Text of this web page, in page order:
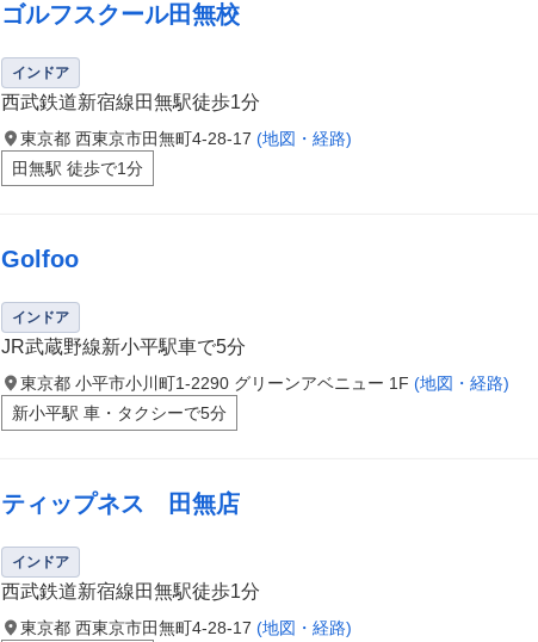
ゴルフスクール田無校
インドア
西武鉄道新宿線田無駅徒歩1分
東京都 西東京市田無町4-28-17 (地図・経路)
田無駅 徒歩で1分
Golfoo
インドア
JR武蔵野線新小平駅車で5分
東京都 小平市小川町1-2290 グリーンアベニュー 1F (地図・経路)
新小平駅 車・タクシーで5分
ティップネス 田無店
インドア
西武鉄道新宿線田無駅徒歩1分
東京都 西東京市田無町4-28-17 (地図・経路)